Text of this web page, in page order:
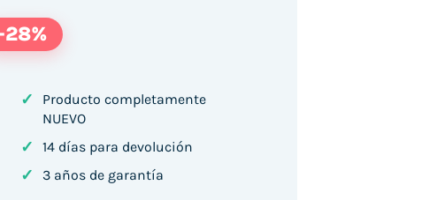
28%
✓
Producto completamente
NUEVO
✓ 14 días para devolución
✓ 3 años de garantía